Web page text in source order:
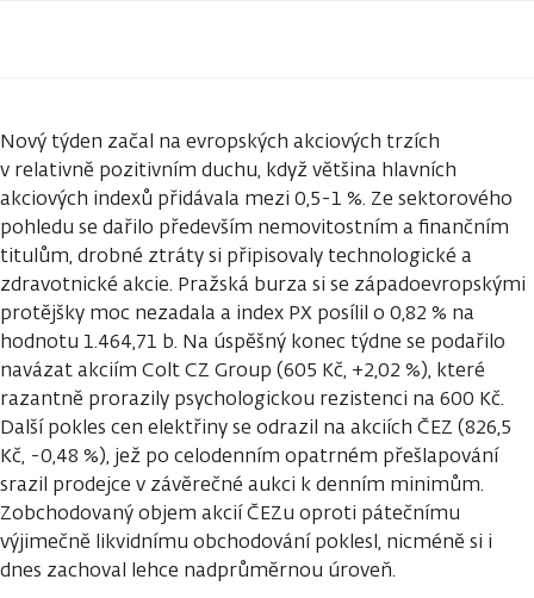
Nový týden začal na evropských akciových trzích
v relativně pozitivním duchu, když většina hlavních
akciových indexů přidávala mezi 0,5-1 %. Ze sektorového
pohledu se dařilo především nemovitostním a finančním
titulům, drobné ztráty si připisovaly technologické a
zdravotnické akcie. Pražská burza si se západoevropskými
protějšky moc nezadala a index PX posílil o 0,82 % na
hodnotu 1.464,71 b. Na úspěšný konec týdne se podařilo
navázat akciím Colt CZ Group (605 Kč, +2,02 %), které
razantně prorazily psychologickou rezistenci na 600 Kč.
Další pokles cen elektřiny se odrazil na akciích ČEZ (826,5
Kč, -0,48 %), jež po celodenním opatrném přešlapování
srazil prodejce v závěrečné aukci k denním minimům.
Zobchodovaný objem akcií ČEZu oproti pátečnímu
výjimečně likvidnímu obchodování poklesl, nicméně si i
dnes zachoval lehce nadprůměrnou úroveň.